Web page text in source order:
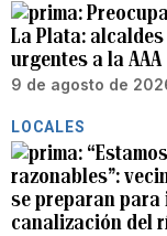
La Plata:
urgentes a la AAA
9 de agosto de
LOCALES
razonables”:
se preparan para
canalización del